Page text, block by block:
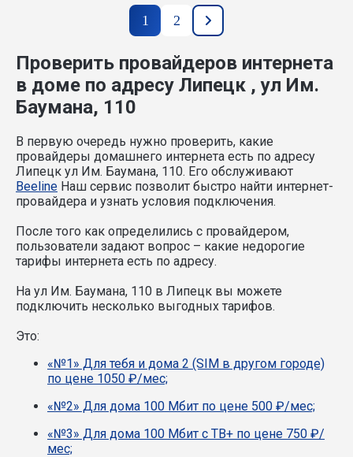
1 2
Проверить провайдеров интернета
в доме по адресу Липецк , ул Им.
Баумана, 110
В первую очередь нужно проверить, какие
провайдеры домашнего интернета есть по адресу
Липецк ул Им. Баумана, 110. Его обслуживают
Beeline Наш сервис позволит быстро найти интернет-
провайдера и узнать условия подключения.
После того как определились с провайдером,
пользователи задают вопрос – какие недорогие
тарифы интернета есть по адресу.
На ул Им. Баумана, 110 в Липецк вы можете
подключить несколько выгодных тарифов.
Это:
«№1» Для тебя и дома 2 (SIM в другом городе)
по цене 1050 ₽/мес;
«№2» Для дома 100 Мбит по цене 500 ₽/мес;
«№3» Для дома 100 Мбит с ТВ+ по цене 750 ₽/
мес;